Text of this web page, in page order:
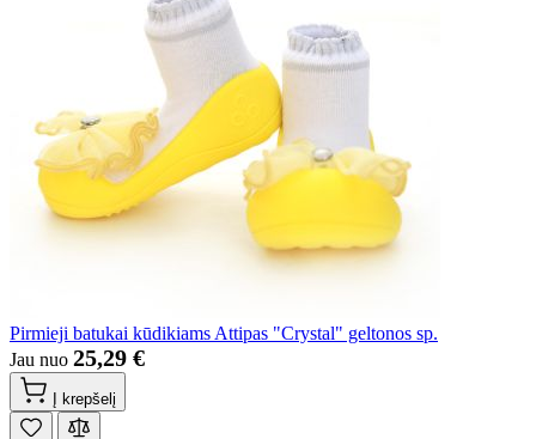
Pirmieji batukai kūdikiams Attipas "Crystal" geltonos sp.
Jau nuo 25,29 €
Į krepšelį